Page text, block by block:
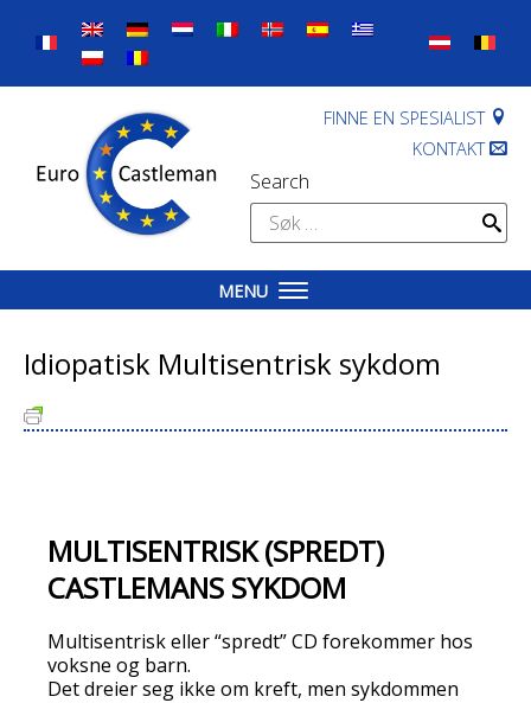
content
FINNE EN SPESIALIST
KONTAKT
Search
Søk
etter:
MENU
Idiopatisk Multisentrisk sykdom
MULTISENTRISK (SPREDT)
CASTLEMANS SYKDOM
Multisentrisk eller “spredt” CD forekommer hos
voksne og barn.
Det dreier seg ikke om kreft, men sykdommen